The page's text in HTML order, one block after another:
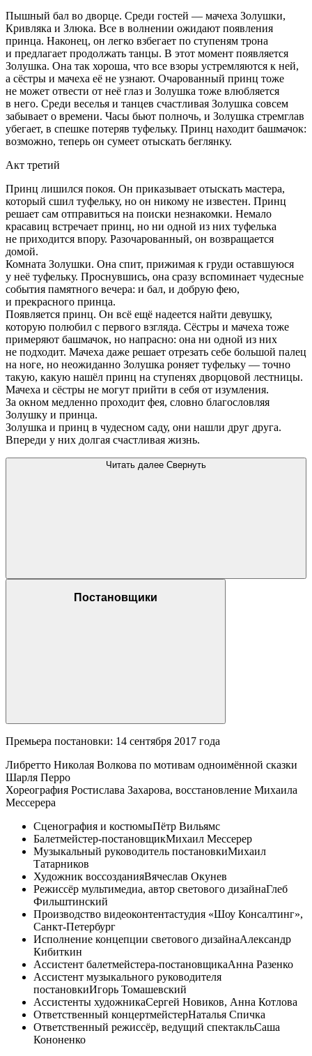
Пышный бал во дворце. Среди гостей — мачеха Золушки,
Кривляка и Злюка. Все в волнении ожидают появления
принца. Наконец, он легко взбегает по ступеням трона
и предлагает продолжать танцы. В этот момент появляется
Золушка. Она так хороша, что все взоры устремляются к ней,
а сёстры и мачеха её не узнают. Очарованный принц тоже
не может отвести от неё глаз и Золушка тоже влюбляется
в него. Среди веселья и танцев счастливая Золушка совсем
забывает о времени. Часы бьют полночь, и Золушка стремглав
убегает, в спешке потеряв туфельку. Принц находит башмачок:
возможно, теперь он сумеет отыскать беглянку.
Акт третий
Принц лишился покоя. Он приказывает отыскать мастера,
который сшил туфельку, но он никому не известен. Принц
решает сам отправиться на поиски незнакомки. Немало
красавиц встречает принц, но ни одной из них туфелька
не приходится впору. Разочарованный, он возвращается
домой.
Комната Золушки. Она спит, прижимая к груди оставшуюся
у неё туфельку. Проснувшись, она сразу вспоминает чудесные
события памятного вечера: и бал, и добрую фею,
и прекрасного принца.
Появляется принц. Он всё ещё надеется найти девушку,
которую полюбил с первого взгляда. Сёстры и мачеха тоже
примеряют башмачок, но напрасно: она ни одной из них
не подходит. Мачеха даже решает отрезать себе большой палец
на ноге, но неожиданно Золушка роняет туфельку — точно
такую, какую нашёл принц на ступенях дворцовой лестницы.
Мачеха и сёстры не могут прийти в себя от изумления.
За окном медленно проходит фея, словно благословляя
Золушку и принца.
Золушка и принц в чудесном саду, они нашли друг друга.
Впереди у них долгая счастливая жизнь.
Читать далее Свернуть
Постановщики
Премьера постановки: 14 сентября 2017 года
Либретто Николая Волкова по мотивам одноимённой сказки
Шарля Перро
Хореография Ростислава Захарова, восстановление Михаила
Мессерера
Сценография и костюмыПётр Вильямс
Балетмейстер-постановщикМихаил Мессерер
Музыкальный руководитель постановкиМихаил
Татарников
Художник воссозданияВячеслав Окунев
Режиссёр мультимедиа, автор светового дизайнаГлеб
Фильштинский
Производство видеоконтентастудия «Шоу Консалтинг»,
Санкт-Петербург
Исполнение концепции светового дизайнаАлександр
Кибиткин
Ассистент балетмейстера-постановщикаАнна Разенко
Ассистент музыкального руководителя
постановкиИгорь Томашевский
Ассистенты художникаСергей Новиков, Анна Котлова
Ответственный концертмейстерНаталья Спичка
Ответственный режиссёр, ведущий спектакльСаша
Кононенко